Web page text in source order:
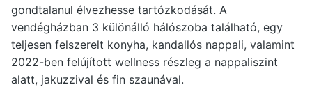
gondtalanul élvezhesse tartózkodását. A
vendégházban 3 különálló hálószoba található, egy
teljesen felszerelt konyha, kandallós nappali, valamint
2022-ben felújított wellness részleg a nappaliszint
alatt, jakuzzival és fin szaunával.